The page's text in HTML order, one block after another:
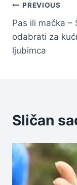
Navigacija
članaka
PREVIOUS
Pas ili mačka –
odabrati za
ljubimca
Sličan